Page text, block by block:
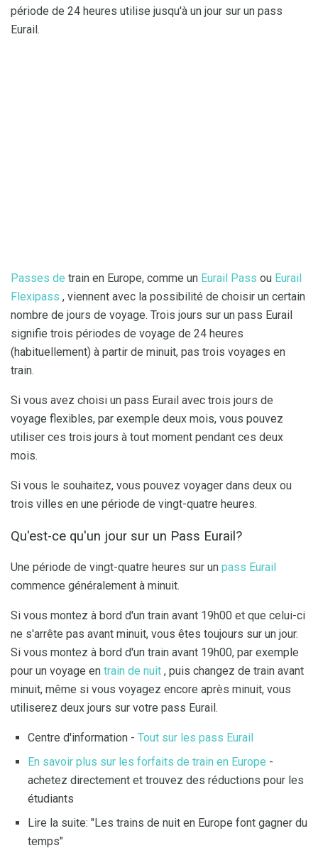
période de 24 heures utilise jusqu'à un jour sur un pass
Eurail.
Passes de train en Europe, comme un Eurail Pass ou Eurail
Flexipass , viennent avec la possibilité de choisir un certain
nombre de jours de voyage. Trois jours sur un pass Eurail
signifie trois périodes de voyage de 24 heures
(habituellement) à partir de minuit, pas trois voyages en
train.
Si vous avez choisi un pass Eurail avec trois jours de
voyage flexibles, par exemple deux mois, vous pouvez
utiliser ces trois jours à tout moment pendant ces deux
mois.
Si vous le souhaitez, vous pouvez voyager dans deux ou
trois villes en une période de vingt-quatre heures.
Qu'est-ce qu'un jour sur un Pass Eurail?
Une période de vingt-quatre heures sur un pass Eurail
commence généralement à minuit.
Si vous montez à bord d'un train avant 19h00 et que celui-ci
ne s'arrête pas avant minuit, vous êtes toujours sur un jour.
Si vous montez à bord d'un train avant 19h00, par exemple
pour un voyage en train de nuit , puis changez de train avant
minuit, même si vous voyagez encore après minuit, vous
utiliserez deux jours sur votre pass Eurail.
Centre d'information - Tout sur les pass Eurail
En savoir plus sur les forfaits de train en Europe -
achetez directement et trouvez des réductions pour les
étudiants
Lire la suite: "Les trains de nuit en Europe font gagner du
temps"